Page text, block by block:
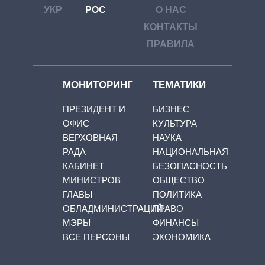
УКР РОС
О НАС
КОНТАКТЫ
ПРАВИЛА
МОНИТОРИНГ
ПРЕЗИДЕНТ И
ОФИС
ВЕРХОВНАЯ
РАДА
КАБИНЕТ
МИНИСТРОВ
ГЛАВЫ
ОБЛАДМИНИСТРАЦИЙ
МЭРЫ
ВСЕ ПЕРСОНЫ
ТЕМАТИКИ
БИЗНЕС
КУЛЬТУРА
НАУКА
НАЦИОНАЛЬНАЯ
БЕЗОПАСНОСТЬ
ОБЩЕСТВО
ПОЛИТИКА
ПРАВО
ФИНАНСЫ
ЭКОНОМИКА